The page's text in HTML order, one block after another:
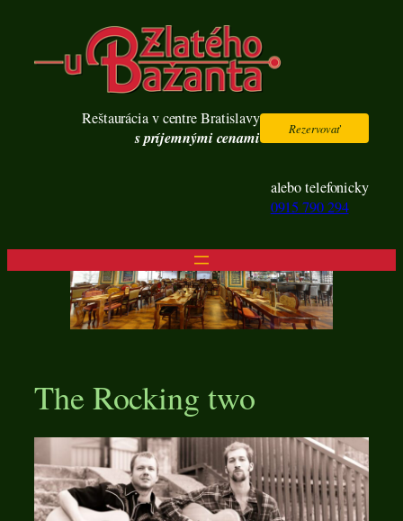
obsah
Reštaurácia v centre Bratislavy
s príjemnými cenami Rezervovať
alebo telefonicky
0915 790 294
The Rocking two